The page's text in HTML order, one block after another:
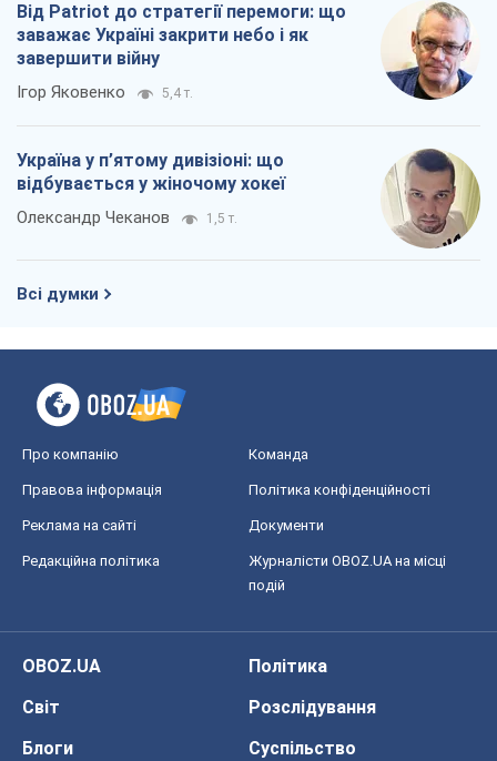
Від Patriot до стратегії перемоги: що
заважає Україні закрити небо і як
завершити війну
Ігор Яковенко 5,4 т.
Україна у п’ятому дивізіоні: що
відбувається у жіночому хокеї
Олександр Чеканов 1,5 т.
Всі думки
Про компанію Команда
Правова інформація Політика конфіденційності
Реклама на сайті Документи
Редакційна політика
Журналісти OBOZ.UA на місці
подій
OBOZ.UA
Політика
Світ
Розслідування
Блоги
Суспільство